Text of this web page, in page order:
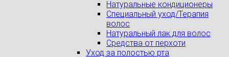
Натуральные кондиционеры
Специальный уход/Терапия
волос
Натуральный лак для волос
Средства от перхоти
Уход за полостью рта